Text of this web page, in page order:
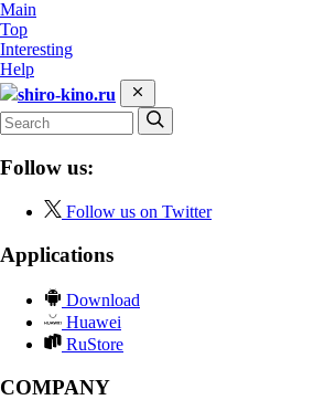
Main
Top
Interesting
Help
shiro-kino.ru
Follow us:
Follow us on Twitter
Applications
Download
Huawei
RuStore
COMPANY